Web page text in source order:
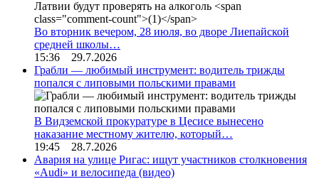
Во вторник вечером, 28 июля, во дворе Лиепайской
средней школы…
15:36 29.7.2026
Грабли — любимый инструмент: водитель трижды
попался с липовыми польскими правами
В Видземской прокуратуре в Цесисе вынесено
наказание местному жителю, который…
19:45 28.7.2026
Авария на улице Ригас: ищут участников столкновения
«Audi» и велосипеда (видео)